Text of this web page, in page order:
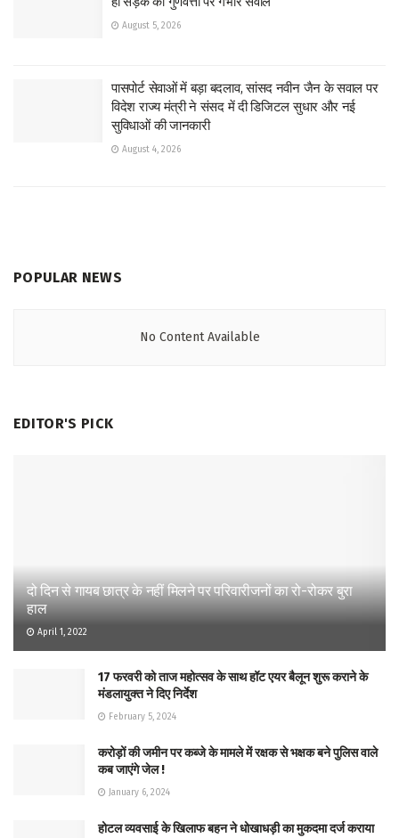
August 5, 2026
पासपोर्ट सेवाओं में बड़ा बदलाव, सांसद नवीन जैन के सवाल पर
विदेश राज्य मंत्री ने संसद में दी डिजिटल सुधार और नई
सुविधाओं की जानकारी
August 4, 2026
POPULAR NEWS
No Content Available
EDITOR'S PICK
दो दिन से गायब छात्र के नहीं मिलने पर परिवारीजनों का रो-रोकर बुरा
हाल
April 1, 2022
17 फरवरी को ताज महोत्सव के साथ हॉट एयर बैलून शुरू कराने के
मंडलायुक्त ने दिए निर्देश
February 5, 2024
करोड़ों की जमीन पर कब्जे के मामले में रक्षक से भक्षक बने पुलिस वाले
कब जाएंगे जेल !
January 6, 2024
होटल व्यवसाई के खिलाफ बहन ने धोखाधड़ी का मुकदमा दर्ज कराया